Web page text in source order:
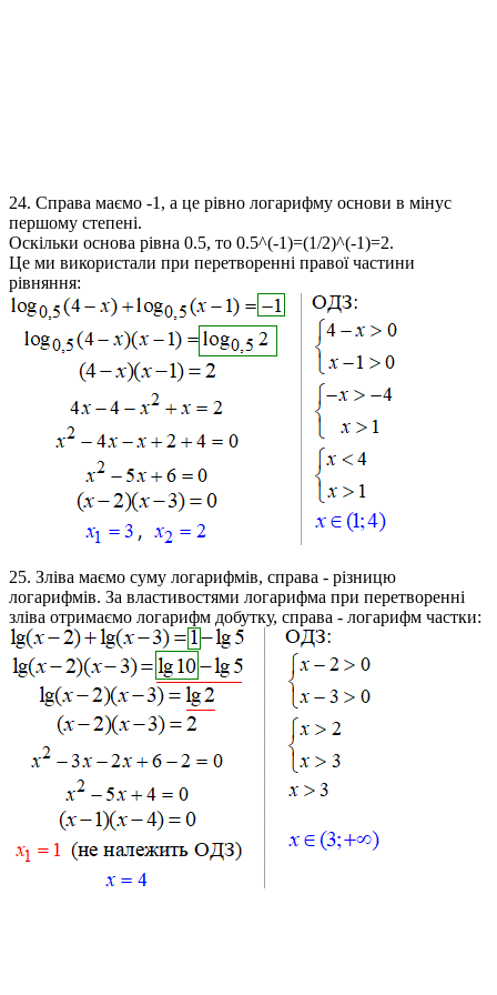
24. Справа маємо -1, а це рівно логарифму основи в мінус
першому степені.
Оскільки основа рівна 0.5, то 0.5^(-1)=(1/2)^(-1)=2.
Це ми використали при перетворенні правої частини
рівняння:
25. Зліва маємо суму логарифмів, справа - різницю
логарифмів. За властивостями логарифма при перетворенні
зліва отримаємо логарифм добутку, справа - логарифм частки: